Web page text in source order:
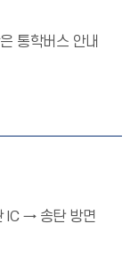
통학버스 안내
IC → 송탄 방면